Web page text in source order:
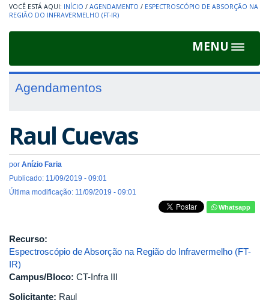
INÍCIO / AGENDAMENTO / ESPECTROSCÓPIO DE ABSORÇÃO NA
REGIÃO DO INFRAVERMELHO (FT-IR)
MENU
Toggle
Agendamentos
Raul Cuevas
por Anízio Faria
Publicado: 11/09/2019 - 09:01
Última modificação: 11/09/2019 - 09:01
Whatsapp
Recurso:
Espectroscópio de Absorção na Região do Infravermelho (FT-
IR)
Campus/Bloco: CT-Infra III
Solicitante: Raul